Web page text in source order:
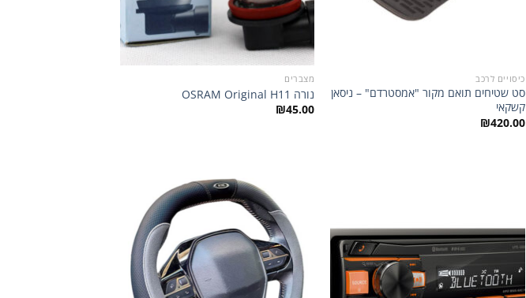
כיסויים לרכב
סט שטיחים תואם מקור "אמסטרדם" – ניסאן
קשקאי
₪420.00
מצברים
נורה OSRAM Original H11
₪45.00
לרשימת
המשאלות